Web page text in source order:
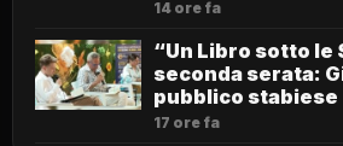
14 ore fa
“Un Libro sotto le
seconda serata:
pubblico stabiese
17 ore fa